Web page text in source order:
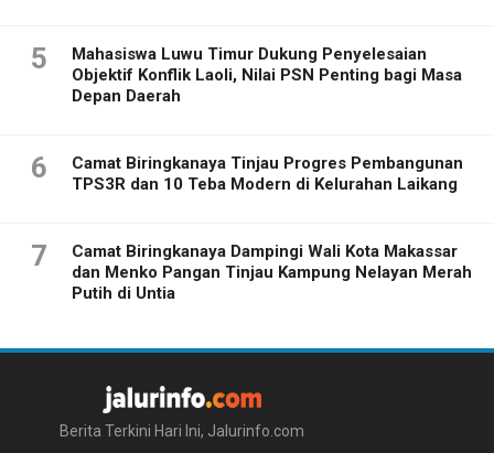
5
Mahasiswa Luwu Timur Dukung Penyelesaian
Objektif Konflik Laoli, Nilai PSN Penting bagi Masa
Depan Daerah
6
Camat Biringkanaya Tinjau Progres Pembangunan
TPS3R dan 10 Teba Modern di Kelurahan Laikang
7
Camat Biringkanaya Dampingi Wali Kota Makassar
dan Menko Pangan Tinjau Kampung Nelayan Merah
Putih di Untia
Berita Terkini Hari Ini, Jalurinfo.com